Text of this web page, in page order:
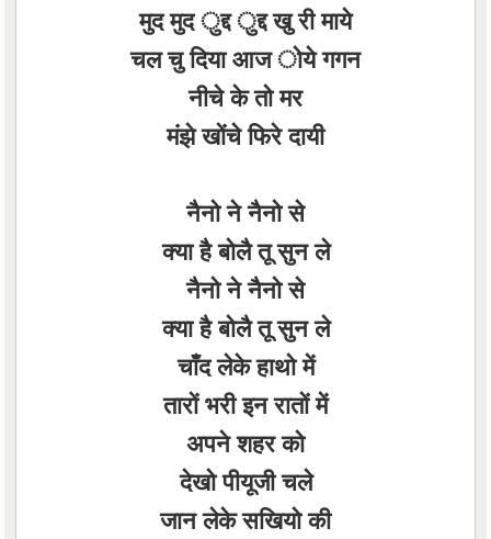
मुद मुद ुद्द ुद्द खु री माये
चल चु दिया आज ोये गगन
नीचे के तो मर
मंझे खोंचे फिरे दायी
नैनो ने नैनो से
क्या है बोलै तू सुन ले
नैनो ने नैनो से
क्या है बोलै तू सुन ले
चाँद लेके हाथो में
तारों भरी इन रातों में
अपने शहर को
देखो पीयूजी चले
जान लेके सखियो की